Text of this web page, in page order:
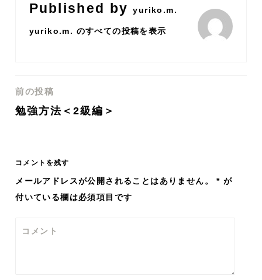
Published byyuriko.m.
yuriko.m. のすべての投稿を表示
投
ビ
ゲ
ー
前の投稿
勉強方法＜2級編＞
コメントを残す
メールアドレスが公開されることはありません。 * が
付いている欄は必須項目です
コメント